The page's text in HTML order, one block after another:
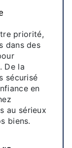
priorité,
dans des
. De la
sécurisé
en
au sérieux
biens.